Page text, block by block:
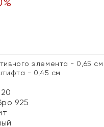
элемента - 0,65 см
- 0,45 см
925